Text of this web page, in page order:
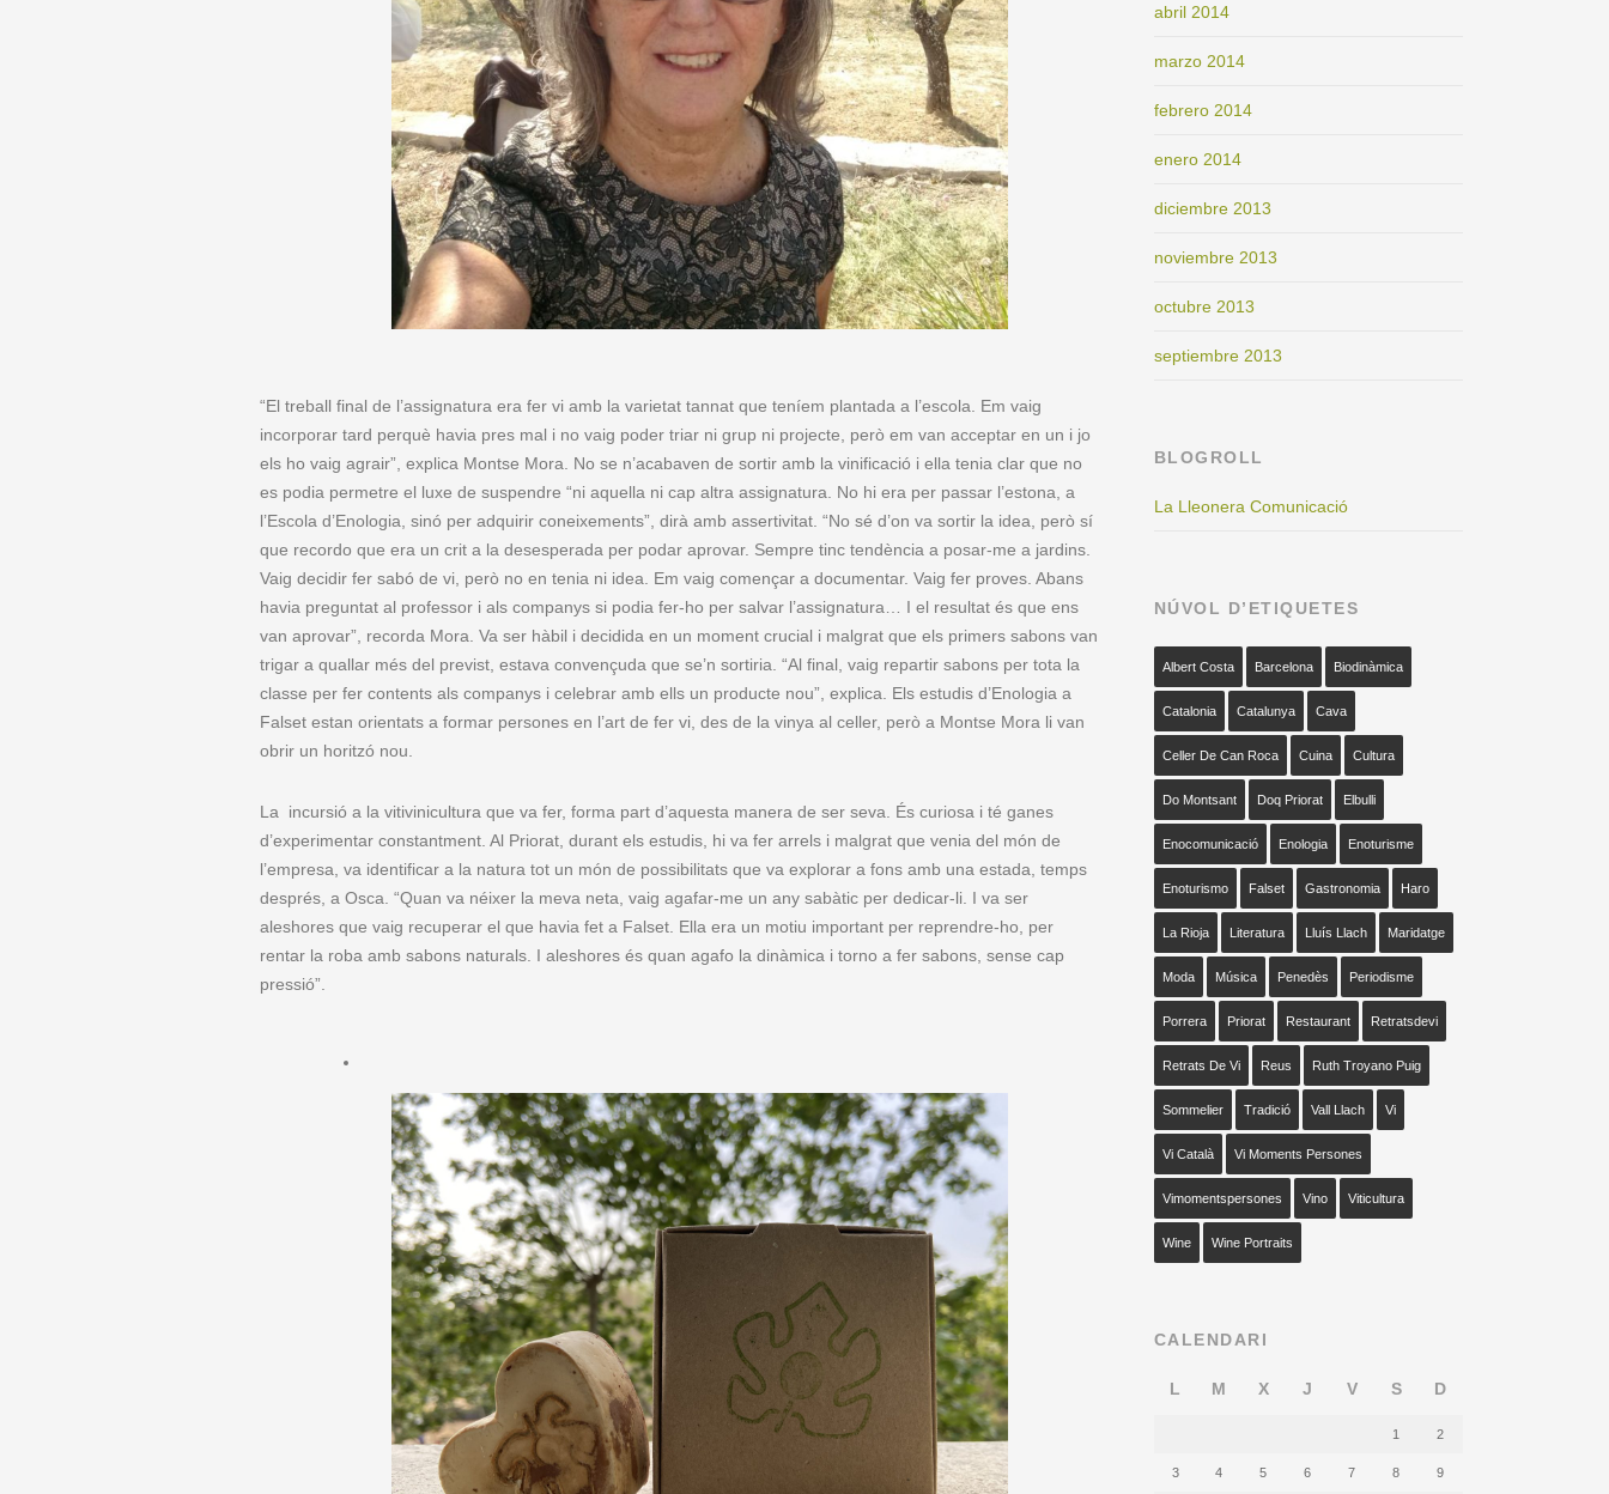
“El treball final de l’assignatura era fer vi amb la varietat tannat que teníem plantada a l’escola. Em vaig
incorporar tard perquè havia pres mal i no vaig poder triar ni grup ni projecte, però em van acceptar en un i jo
els ho vaig agrair”, explica Montse Mora. No se n’acabaven de sortir amb la vinificació i ella tenia clar que no
es podia permetre el luxe de suspendre “ni aquella ni cap altra assignatura. No hi era per passar l’estona, a
l’Escola d’Enologia, sinó per adquirir coneixements”, dirà amb assertivitat. “No sé d’on va sortir la idea, però sí
que recordo que era un crit a la desesperada per podar aprovar. Sempre tinc tendència a posar-me a jardins.
Vaig decidir fer sabó de vi, però no en tenia ni idea. Em vaig començar a documentar. Vaig fer proves. Abans
havia preguntat al professor i als companys si podia fer-ho per salvar l’assignatura… I el resultat és que ens
van aprovar”, recorda Mora. Va ser hàbil i decidida en un moment crucial i malgrat que els primers sabons van
trigar a quallar més del previst, estava convençuda que se’n sortiria. “Al final, vaig repartir sabons per tota la
classe per fer contents als companys i celebrar amb ells un producte nou”, explica. Els estudis d’Enologia a
Falset estan orientats a formar persones en l’art de fer vi, des de la vinya al celler, però a Montse Mora li van
obrir un horitzó nou.
La incursió a la vitivinicultura que va fer, forma part d’aquesta manera de ser seva. És curiosa i té ganes
d’experimentar constantment. Al Priorat, durant els estudis, hi va fer arrels i malgrat que venia del món de
l’empresa, va identificar a la natura tot un món de possibilitats que va explorar a fons amb una estada, temps
després, a Osca. “Quan va néixer la meva neta, vaig agafar-me un any sabàtic per dedicar-li. I va ser
aleshores que vaig recuperar el que havia fet a Falset. Ella era un motiu important per reprendre-ho, per
rentar la roba amb sabons naturals. I aleshores és quan agafo la dinàmica i torno a fer sabons, sense cap
pressió”.
abril 2014
marzo 2014
febrero 2014
enero 2014
diciembre 2013
noviembre 2013
octubre 2013
septiembre 2013
BLOGROLL
La Lleonera Comunicació
NÚVOL D’ETIQUETES
Albert Costa Barcelona Biodinàmica
Catalonia Catalunya Cava
Celler De Can Roca Cuina Cultura
Do Montsant Doq Priorat Elbulli
Enocomunicació Enologia Enoturisme
Enoturismo Falset Gastronomia Haro
La Rioja Literatura Lluís Llach Maridatge
Moda Música Penedès Periodisme
Porrera Priorat Restaurant Retratsdevi
Retrats De Vi Reus Ruth Troyano Puig
Sommelier Tradició Vall Llach Vi
Vi Català Vi Moments Persones
Vimomentspersones Vino Viticultura
Wine Wine Portraits
CALENDARI
L M X J V S D
1 2
3 4 5 6 7 8 9